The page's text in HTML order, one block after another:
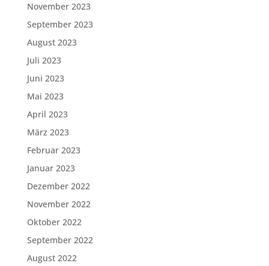
November 2023
September 2023
August 2023
Juli 2023
Juni 2023
Mai 2023
April 2023
März 2023
Februar 2023
Januar 2023
Dezember 2022
November 2022
Oktober 2022
September 2022
August 2022